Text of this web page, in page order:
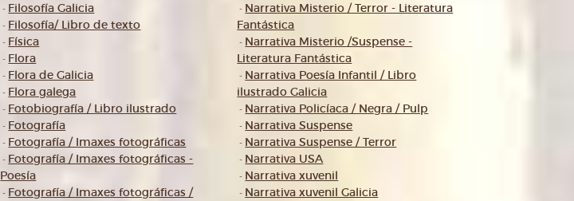
- Filosofía Galicia
- Filosofía/ Libro de texto
- Física
- Flora
- Flora de Galicia
- Flora galega
- Fotobiografía / Libro ilustrado
- Fotografía
- Fotografía / Imaxes fotográficas
- Fotografía / Imaxes fotográficas -
Poesía
- Fotografía / Imaxes fotográficas /
- Narrativa Misterio / Terror - Literatura
Fantástica
- Narrativa Misterio /Suspense -
Literatura Fantástica
- Narrativa Poesía Infantil / Libro
ilustrado Galicia
- Narrativa Policíaca / Negra / Pulp
- Narrativa Suspense
- Narrativa Suspense / Terror
- Narrativa USA
- Narrativa xuvenil
- Narrativa xuvenil Galicia